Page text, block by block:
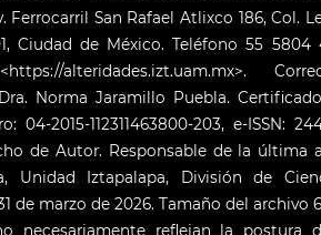
Ferrocarril San Rafael Atlixco 186, Col.
Ciudad de México. Teléfono 55 5804
alteridades.izt.uam.mx>.
Norma Jaramillo Puebla.
2015-112311463800-203, e-ISSN:
de Autor. Responsable de la última
Unidad Iztapalapa, División de
de marzo de 2026. Tamaño del
necesariamente reflejan la postura